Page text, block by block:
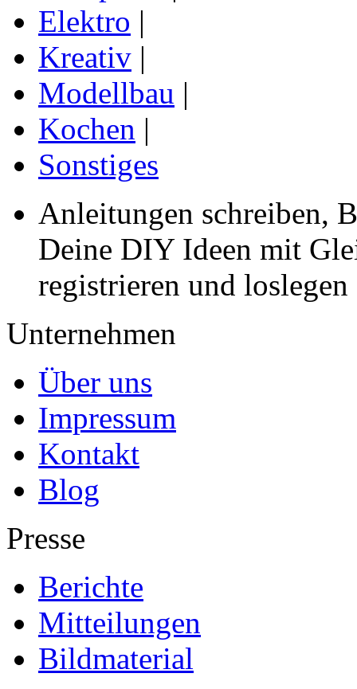
Elektro |
Kreativ |
Modellbau |
Kochen |
Sonstiges
Anleitungen schreiben,
Deine DIY Ideen mit
registrieren und loslegen
Unternehmen
Über uns
Impressum
Kontakt
Blog
Presse
Berichte
Mitteilungen
Bildmaterial